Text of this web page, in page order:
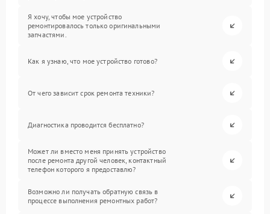
Я хочу, чтобы мое устройство
ремонтировалось только оригинальными
запчастями.
Как я узнаю, что мое устройство готово?
От чего зависит срок ремонта техники?
Диагностика проводится бесплатно?
Может ли вместо меня принять устройство
после ремонта другой человек, контактный
телефон которого я предоставлю?
Возможно ли получать обратную связь в
процессе выполнения ремонтных работ?